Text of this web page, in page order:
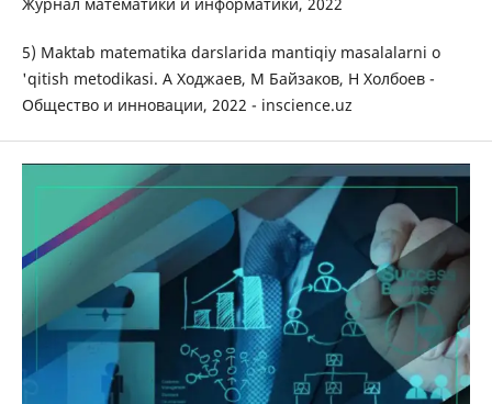
5) Maktab matematika darslarida mantiqiy masalalarni o
'qitish metodikasi. А Ходжаев, М Байзаков, Н Холбоев -
Общество и инновации, 2022 - inscience.uz